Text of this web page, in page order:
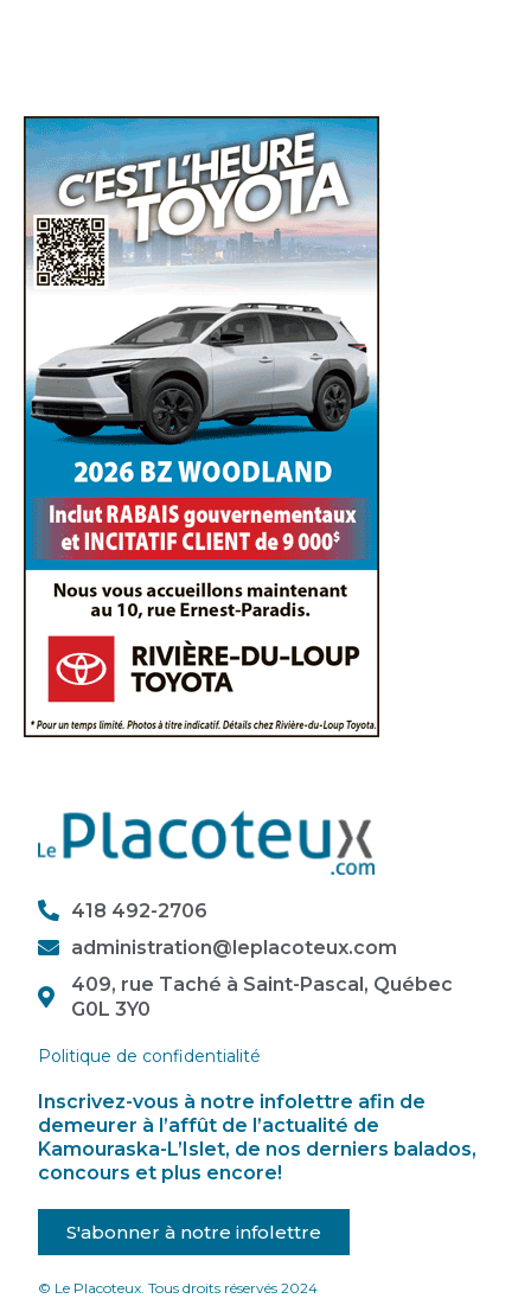
418 492-2706
administration@leplacoteux.com
409, rue Taché à Saint-Pascal, Québec
G0L 3Y0
Politique de confidentialité
Inscrivez-vous à notre infolettre afin de
demeurer à l’affût de l’actualité de
Kamouraska-L’Islet, de nos derniers balados,
concours et plus encore!
S'abonner à notre infolettre
© Le Placoteux. Tous droits réservés 2024